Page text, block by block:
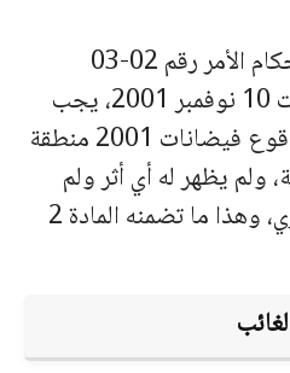
لكي يعتبر مفقودا وفق أحكام الأمر رقم 02-03
المتعلق بمفقودي فيضانات 10 نوفمبر 2001، يجب
ثبوت وجوده في أماكن وقوع فيضانات 2001 منطقة
ولم يظهر له أي أثر ولم
يعثر على جثته بعد التحري، وهذا ما تضمنه المادة 2